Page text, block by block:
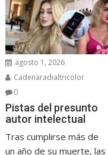
agosto 1, 2026
Cadenaradialtricolor
0
Pistas del presunto
autor intelectual
Tras cumplirse más de
un año de su muerte, las